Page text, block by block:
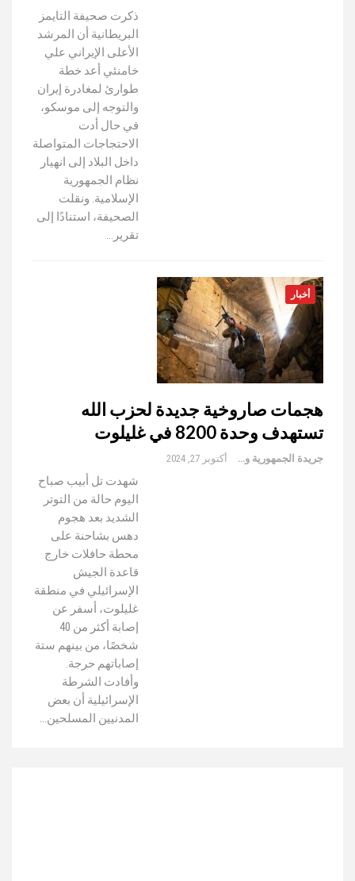
ذكرت صحيفة التايمز
البريطانية أن المرشد
الأعلى الإيراني علي
خامنئي أعد خطة
طوارئ لمغادرة إيران
والتوجه إلى موسكو،
في حال أدت
الاحتجاجات المتواصلة
داخل البلاد إلى انهيار
نظام الجمهورية
الإسلامية. ونقلت
الصحيفة، استنادًا إلى
تقرير…
أخبار
هجمات صاروخية جديدة لحزب الله
تستهدف وحدة 8200 في غليلوت
جريدة الجمهورية والعالم أكتوبر 27, 2024
شهدت تل أبيب صباح
اليوم حالة من التوتر
الشديد بعد هجوم
دهس بشاحنة على
محطة حافلات خارج
قاعدة الجيش
الإسرائيلي في منطقة
غليلوت، أسفر عن
إصابة أكثر من 40
شخصًا، من بينهم ستة
إصاباتهم حرجة.
وأفادت الشرطة
الإسرائيلية أن بعض
المدنيين المسلحين…